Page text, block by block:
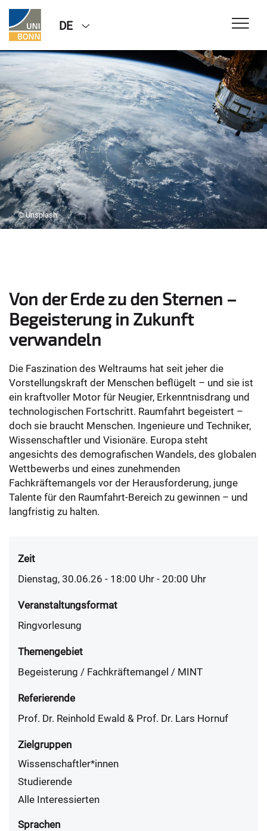
DE
© Unsplash
Von der Erde zu den Sternen –
Begeisterung in Zukunft
verwandeln
Die Faszination des Weltraums hat seit jeher die
Vorstellungskraft der Menschen beflügelt – und sie ist
ein kraftvoller Motor für Neugier, Erkenntnisdrang und
technologischen Fortschritt. Raumfahrt begeistert –
doch sie braucht Menschen. Ingenieure und Techniker,
Wissenschaftler und Visionäre. Europa steht
angesichts des demografischen Wandels, des globalen
Wettbewerbs und eines zunehmenden
Fachkräftemangels vor der Herausforderung, junge
Talente für den Raumfahrt-Bereich zu gewinnen – und
langfristig zu halten.
Zeit
Dienstag, 30.06.26 - 18:00 Uhr - 20:00 Uhr
Veranstaltungsformat
Ringvorlesung
Themengebiet
Begeisterung / Fachkräftemangel / MINT
Referierende
Prof. Dr. Reinhold Ewald & Prof. Dr. Lars Hornuf
Zielgruppen
Wissenschaftler*innen
Studierende
Alle Interessierten
Sprachen